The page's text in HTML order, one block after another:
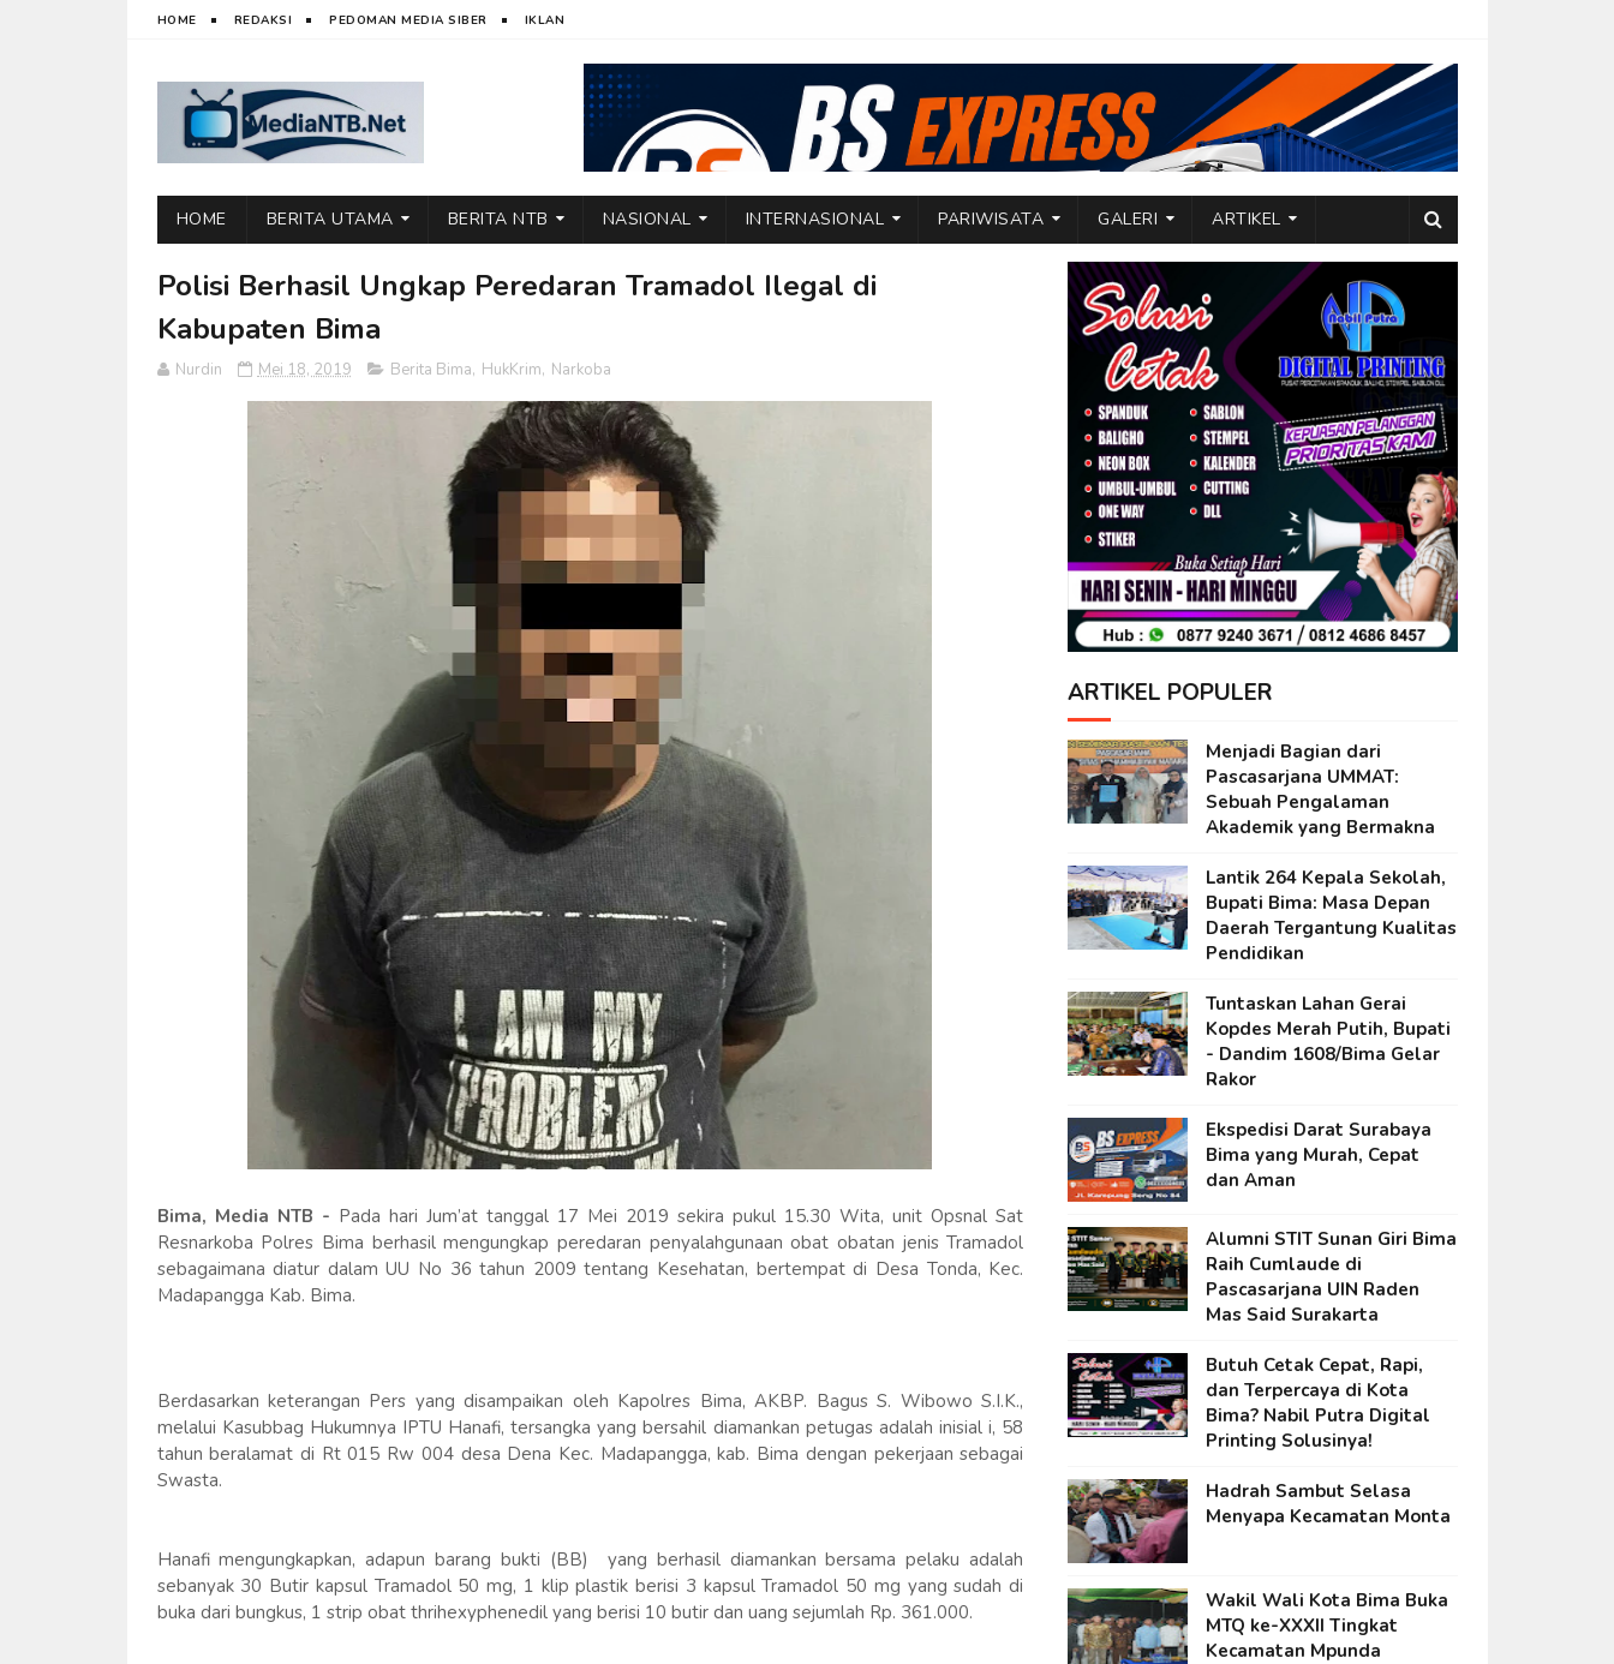
HOME REDAKSI PEDOMAN MEDIA SIBER IKLAN
HOME BERITA UTAMA BERITA NTB NASIONAL INTERNASIONAL PARIWISATA GALERI ARTIKEL
Polisi Berhasil Ungkap Peredaran Tramadol Ilegal di
Kabupaten Bima
Nurdin Mei 18, 2019 Berita Bima, HukKrim, Narkoba
Bima, Media NTB - Pada hari Jum’at tanggal 17 Mei 2019 sekira pukul 15.30 Wita, unit Opsnal Sat
Resnarkoba Polres Bima berhasil mengungkap peredaran penyalahgunaan obat obatan jenis Tramadol
sebagaimana diatur dalam UU No 36 tahun 2009 tentang Kesehatan, bertempat di Desa Tonda, Kec.
Madapangga Kab. Bima.
Berdasarkan keterangan Pers yang disampaikan oleh Kapolres Bima, AKBP. Bagus S. Wibowo S.I.K.,
melalui Kasubbag Hukumnya IPTU Hanafi, tersangka yang bersahil diamankan petugas adalah inisial i, 58
tahun beralamat di Rt 015 Rw 004 desa Dena Kec. Madapangga, kab. Bima dengan pekerjaan sebagai
Swasta.
Hanafi mengungkapkan, adapun barang bukti (BB) yang berhasil diamankan bersama pelaku adalah
sebanyak 30 Butir kapsul Tramadol 50 mg, 1 klip plastik berisi 3 kapsul Tramadol 50 mg yang sudah di
buka dari bungkus, 1 strip obat thrihexyphenedil yang berisi 10 butir dan uang sejumlah Rp. 361.000.
ARTIKEL POPULER
Menjadi Bagian dari
Pascasarjana UMMAT:
Sebuah Pengalaman
Akademik yang Bermakna
Lantik 264 Kepala Sekolah,
Bupati Bima: Masa Depan
Daerah Tergantung Kualitas
Pendidikan
Tuntaskan Lahan Gerai
Kopdes Merah Putih, Bupati
- Dandim 1608/Bima Gelar
Rakor
Ekspedisi Darat Surabaya
Bima yang Murah, Cepat
dan Aman
Alumni STIT Sunan Giri Bima
Raih Cumlaude di
Pascasarjana UIN Raden
Mas Said Surakarta
Butuh Cetak Cepat, Rapi,
dan Terpercaya di Kota
Bima? Nabil Putra Digital
Printing Solusinya!
Hadrah Sambut Selasa
Menyapa Kecamatan Monta
Wakil Wali Kota Bima Buka
MTQ ke-XXXII Tingkat
Kecamatan Mpunda